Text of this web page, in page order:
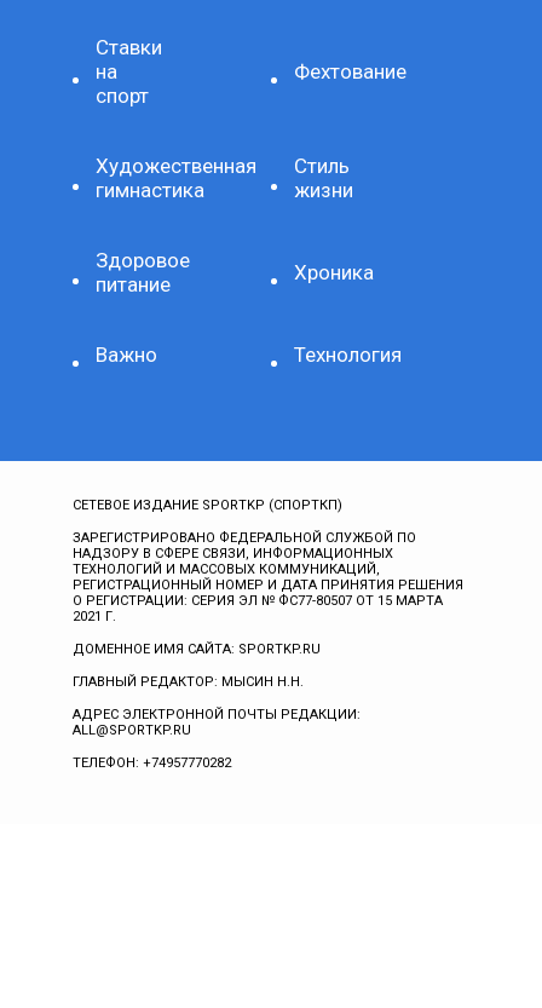
Ставки
на
спорт
Фехтование
Художественная
гимнастика
Стиль
жизни
Здоровое
питание
Хроника
Важно Технология
СЕТЕВОЕ ИЗДАНИЕ SPORTKP (СПОРТКП)
ЗАРЕГИСТРИРОВАНО ФЕДЕРАЛЬНОЙ СЛУЖБОЙ ПО
НАДЗОРУ В СФЕРЕ СВЯЗИ, ИНФОРМАЦИОННЫХ
ТЕХНОЛОГИЙ И МАССОВЫХ КОММУНИКАЦИЙ,
РЕГИСТРАЦИОННЫЙ НОМЕР И ДАТА ПРИНЯТИЯ РЕШЕНИЯ
О РЕГИСТРАЦИИ: СЕРИЯ ЭЛ № ФС77-80507 ОТ 15 МАРТА
2021 Г.
ДОМЕННОЕ ИМЯ САЙТА: SPORTKP.RU
ГЛАВНЫЙ РЕДАКТОР: МЫСИН Н.Н.
АДРЕС ЭЛЕКТРОННОЙ ПОЧТЫ РЕДАКЦИИ:
ALL@SPORTKP.RU
ТЕЛЕФОН: +74957770282